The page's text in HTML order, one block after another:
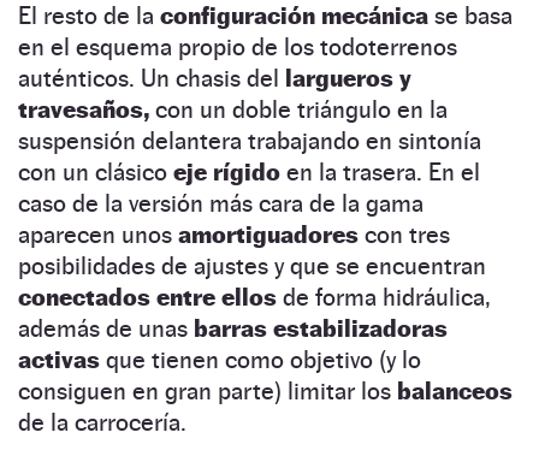
El resto de la configuración mecánica se basa
en el esquema propio de los todoterrenos
auténticos. Un chasis del largueros y
travesaños, con un doble triángulo en la
suspensión delantera trabajando en sintonía
con un clásico eje rígido en la trasera. En el
caso de la versión más cara de la gama
aparecen unos amortiguadores con tres
posibilidades de ajustes y que se encuentran
conectados entre ellos de forma hidráulica,
además de unas barras estabilizadoras
activas que tienen como objetivo (y lo
consiguen en gran parte) limitar los balanceos
de la carrocería.